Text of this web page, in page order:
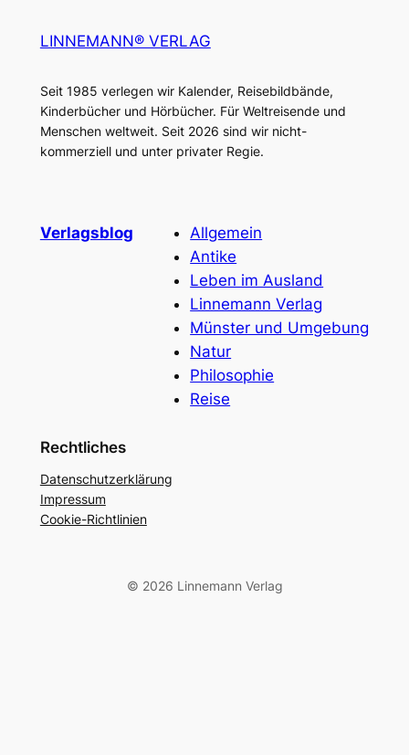
LINNEMANN® VERLAG
Seit 1985 verlegen wir Kalender, Reisebildbände,
Kinderbücher und Hörbücher. Für Weltreisende und
Menschen weltweit. Seit 2026 sind wir nicht-
kommerziell und unter privater Regie.
Verlagsblog
Allgemein
Antike
Leben im Ausland
Linnemann Verlag
Münster und Umgebung
Natur
Philosophie
Reise
Rechtliches
Datenschutzerklärung
Impressum
Cookie-Richtlinien
© 2026 Linnemann Verlag